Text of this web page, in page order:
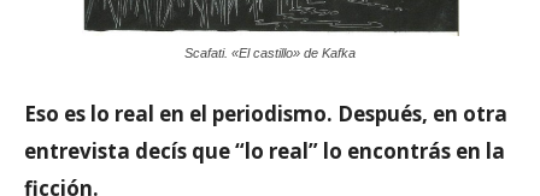
Scafati. «El castillo» de Kafka
Eso es lo real en el periodismo. Después, en otra
entrevista decís que “lo real” lo encontrás en la
ficción.